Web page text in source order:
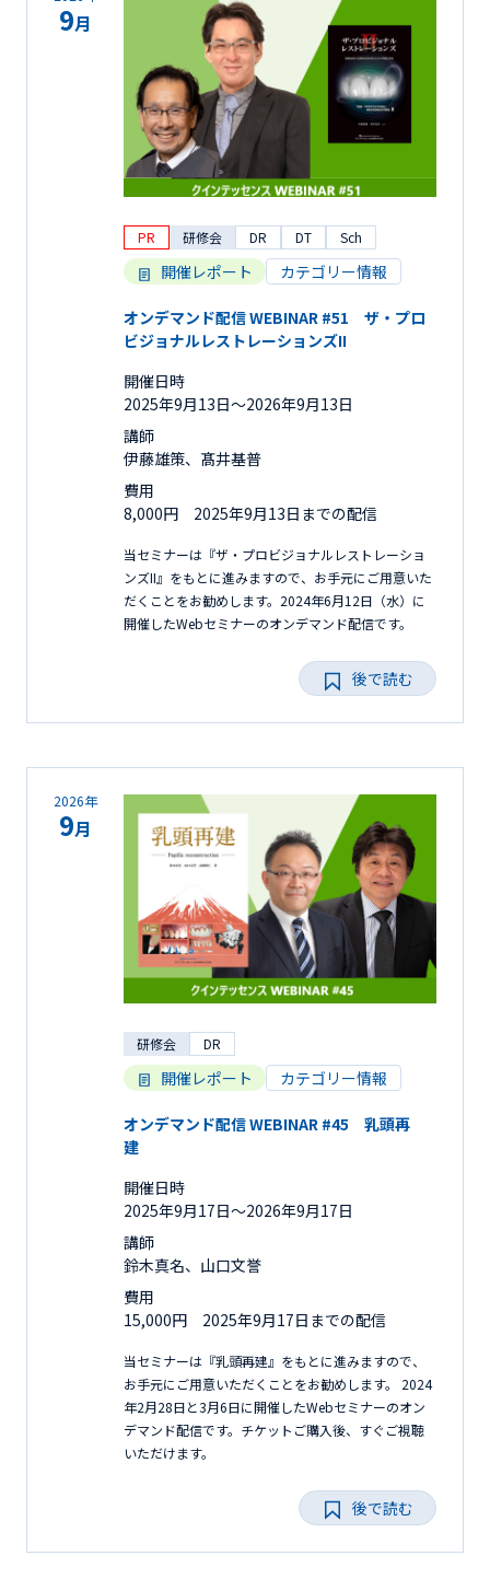
9月
PR 研修会 DR DT Sch
開催レポート カテゴリー情報
オンデマンド配信 WEBINAR #51 ザ・プロ
ビジョナルレストレーションズII
開催日時
2025年9月13日〜2026年9月13日
講師
伊藤雄策、髙井基普
費用
8,000円 2025年9月13日までの配信
当セミナーは『ザ・プロビジョナルレストレーショ
ンズII』をもとに進みますので、お手元にご用意いた
だくことをお勧めします。2024年6月12日（水）に
開催したWebセミナーのオンデマンド配信です。
後で読む
2026年
9月
研修会 DR
開催レポート カテゴリー情報
オンデマンド配信 WEBINAR #45 乳頭再
建
開催日時
2025年9月17日〜2026年9月17日
講師
鈴木真名、山口文誉
費用
15,000円 2025年9月17日までの配信
当セミナーは『乳頭再建』をもとに進みますので、
お手元にご用意いただくことをお勧めします。 2024
年2月28日と3月6日に開催したWebセミナーのオン
デマンド配信です。チケットご購入後、すぐご視聴
いただけます。
後で読む